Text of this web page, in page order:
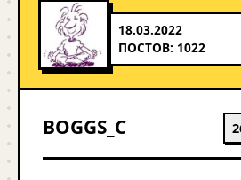
18.03.2022
ПОСТОВ: 1022
BOGGS_C